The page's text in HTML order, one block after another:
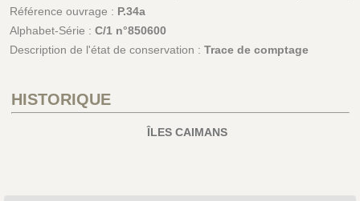
Référence ouvrage : P.34a
Alphabet-Série : C/1 n°850600
Description de l'état de conservation : Trace de comptage
HISTORIQUE
ÎLES CAIMANS